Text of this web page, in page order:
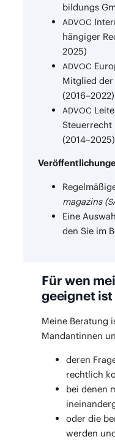
bil­dungs
ADVOC
hän­gi­ger
2025)
ADVOC
Mit­glied
(2016–2022)
ADVOC
Steu­er­recht
(2014–2025)
ma­ga­zins (
Eine
den Sie im
Für wen
geeignet ist
Mei­ne Bera­tung
Man­dan­tin­nen
deren
recht­lich
bei denen
oder die
wer­den